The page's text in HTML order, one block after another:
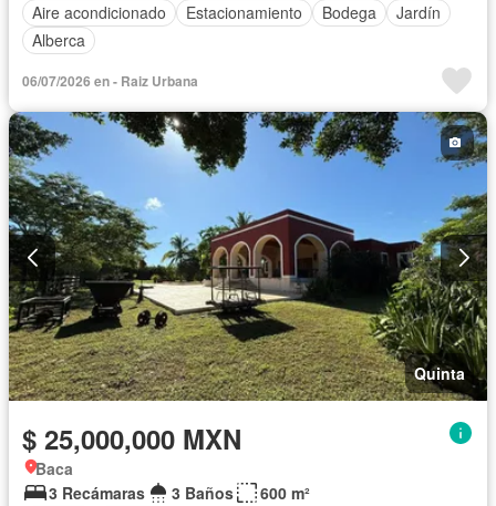
Aire acondicionado
Estacionamiento Bodega
Jardín
Alberca
06/07/2026 en - Raiz Urbana
Quinta
$ 25,000,000 MXN
Baca
3 Recámaras
3 Baños
600 m²